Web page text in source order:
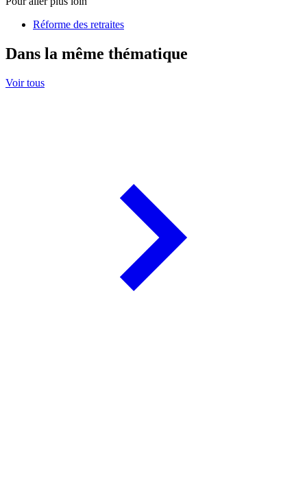
Réforme des retraites
Dans la même thématique
Voir tous